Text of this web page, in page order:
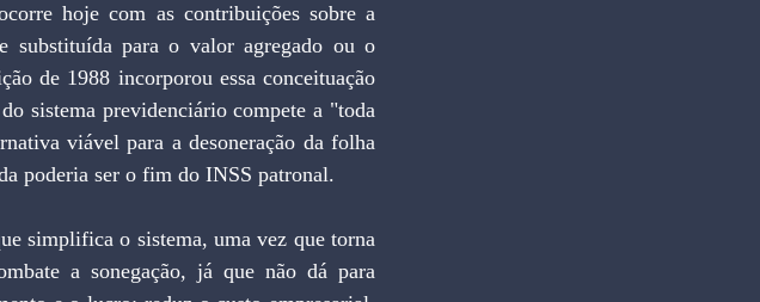
hoje com as contribuições sobre a
substituída para o valor agregado ou o
de 1988 incorporou essa conceituação
sistema previdenciário compete a "toda
viável para a desoneração da folha
poderia ser o fim do INSS patronal.
simplifica o sistema, uma vez que torna
a sonegação, já que não dá para